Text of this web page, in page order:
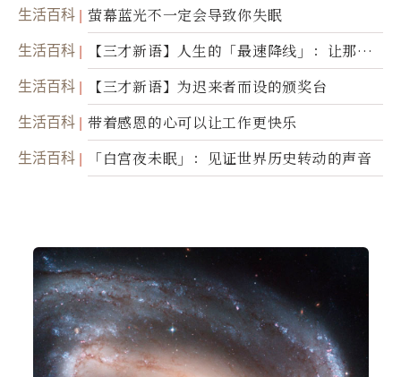
生活百科 萤幕蓝光不一定会导致你失眠
生活百科
【三才新语】人生的「最速降线」：让那道
光，带你滑向自己
生活百科 【三才新语】为迟来者而设的颁奖台
生活百科 带着感恩的心可以让工作更快乐
生活百科 「白宫夜未眠」：见证世界历史转动的声音